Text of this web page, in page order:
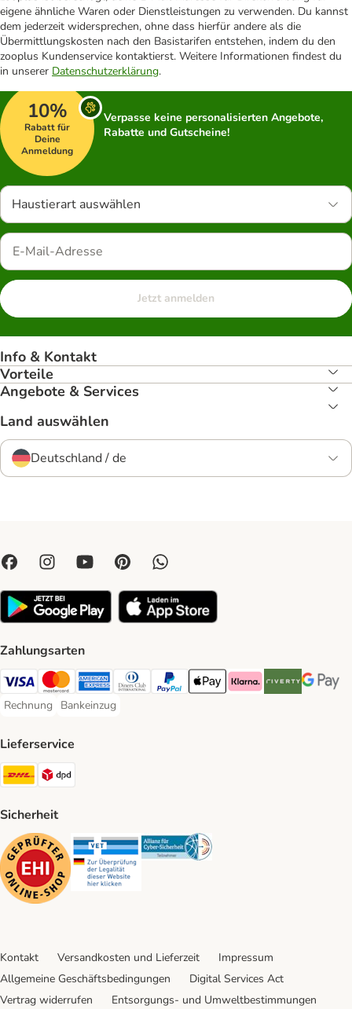
eigene ähnliche Waren oder Dienstleistungen zu verwenden. Du kannst
dem jederzeit widersprechen, ohne dass hierfür andere als die
Übermittlungskosten nach den Basistarifen entstehen, indem du den
zooplus Kundenservice kontaktierst. Weitere Informationen findest du
in unserer Datenschutzerklärung.
10%
Rabatt für
Deine
Anmeldung
Verpasse keine personalisierten Angebote,
Rabatte und Gutscheine!
Haustierart auswählen
Jetzt anmelden
Info & Kontakt
Vorteile
Angebote & Services
Land auswählen
Deutschland / de
Zahlungsarten
Visa Payment Method
Mastercard Payment Method
American Express Payment Method
Diners Club Payment Method
PayPal Payment Method
Apple Pay Payment Method
Klarna Payment Method
Riverty Payment
Google
Rechnung
Rechnung Payment Method
Bankeinzug
Bankeinzug Payment Method
Lieferservice
DHL Shipping Method
Sicherheit
Security Security Security
Kontakt Versandkosten und Lieferzeit
Impressum
Allgemeine Geschäftsbedingungen
Digital Services Act
Vertrag widerrufen
Entsorgungs- und Umweltbestimmungen